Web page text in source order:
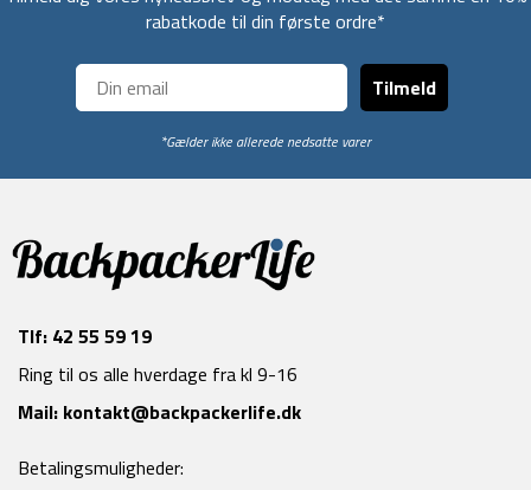
rabatkode til din første ordre*
Tilmeld
*Gælder ikke allerede nedsatte varer
Tlf: 42 55 59 19
Ring til os alle hverdage fra kl 9-16
Mail: kontakt@backpackerlife.dk
Betalingsmuligheder: